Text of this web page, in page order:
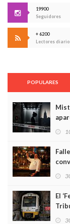
19900
Seguidores
+ 6200
Lectores
POPULARES
El